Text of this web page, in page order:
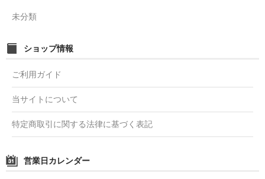
未分類
ショップ情報
ご利用ガイド
当サイトについて
特定商取引に関する法律に基づく表記
営業日カレンダー